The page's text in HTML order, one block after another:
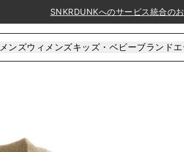
SNKRDUNKへのサービス統合の
メンズウィメンズキッズ・ベビーブランド